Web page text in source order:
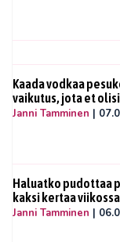
Kaada vodkaa
vaikutus, jota et
Janni Tamminen |
Haluatko pudottaa
kaksi kertaa
Janni Tamminen |